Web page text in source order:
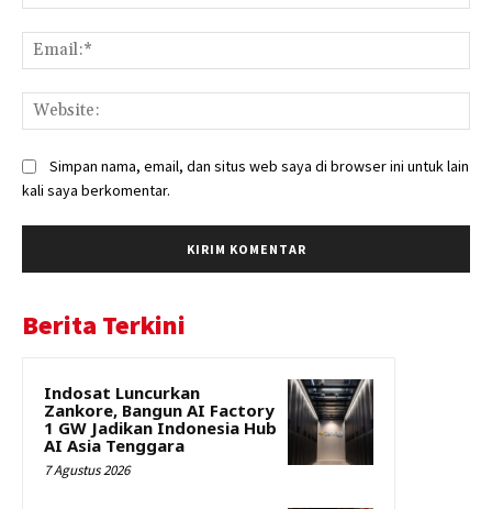
Simpan nama, email, dan situs web saya di browser ini untuk lain
kali saya berkomentar.
Berita Terkini
Indosat Luncurkan
Zankore, Bangun AI Factory
1 GW Jadikan Indonesia Hub
AI Asia Tenggara
7 Agustus 2026